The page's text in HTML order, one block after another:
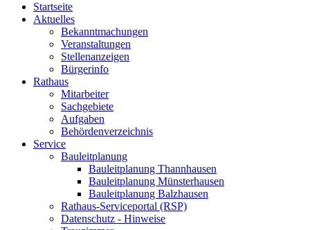
Startseite
Aktuelles
Bekanntmachungen
Veranstaltungen
Stellenanzeigen
Bürgerinfo
Rathaus
Mitarbeiter
Sachgebiete
Aufgaben
Behördenverzeichnis
Service
Bauleitplanung
Bauleitplanung Thannhausen
Bauleitplanung Münsterhausen
Bauleitplanung Balzhausen
Rathaus-Serviceportal (RSP)
Datenschutz - Hinweise